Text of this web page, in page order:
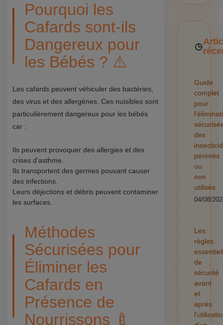
Pourquoi les
Cafards sont-ils
Dangereux pour
les Bébés ? ⚠️
Les cafards peuvent véhiculer des bactéries,
des virus et des allergènes. Ces nuisibles sont
particulièrement dangereux pour les bébés
car :
Ils peuvent provoquer des allergies et des
crises d'asthme.
Ils transportent des germes pouvant causer
des infections.
Leurs déjections et débris peuvent contaminer
les surfaces.
Méthodes
Sécurisées pour
Éliminer les
Cafards en
Présence de
Nourrissons 🍼
Guide
complet
pour
des
périmés
ou
non
utilisés
04/08/
Les
règles
de
sécurité
avant
et
après